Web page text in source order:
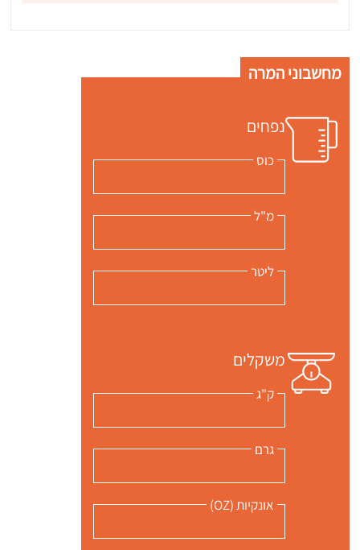
מחשבוני המרה
נפחים
כוס
מ"ל
ליטר
משקלים
ק"ג
גרם
אונקיות (OZ)